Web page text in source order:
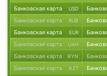
Банковская карта USD
Банковская карта RUB
Банковская карта EUR
Банковская карта UAH
Банковская карта BYN
Банковская карта KZT